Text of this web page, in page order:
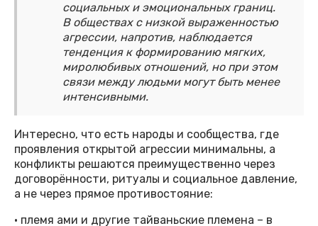
социальных и эмоциональных границ.
В обществах с низкой выраженностью
агрессии, напротив, наблюдается
тенденция к формированию мягких,
миролюбивых отношений, но при этом
связи между людьми могут быть менее
интенсивными.
Интересно, что есть народы и сообщества, где
проявления открытой агрессии минимальны, а
конфликты решаются преимущественно через
договорённости, ритуалы и социальное давление,
а не через прямое противостояние:
• племя ами и другие тайваньские племена – в